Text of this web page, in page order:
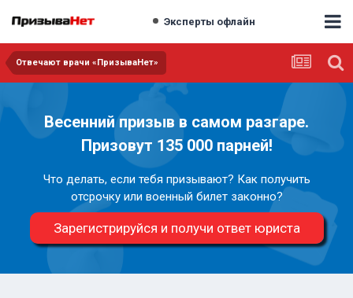
Эксперты офлайн
Отвечают врачи «ПризываНет»
Весенний призыв в самом разгаре.
Призовут 135 000 парней!
Что делать, если тебя призывают? Как получить
отсрочку или военный билет законно?
Зарегистрируйся и получи ответ юриста